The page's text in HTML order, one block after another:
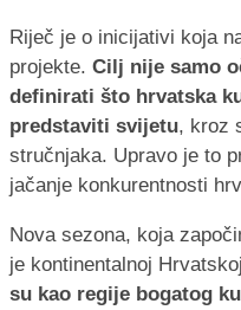
Riječ je o inicijativi koja
projekte. Cilj nije samo
definirati što hrvatska
predstaviti svijetu, kroz
stručnjaka. Upravo je to
jačanje konkurentnosti
Nova sezona, koja
je kontinentalnoj
su kao regije bogatog